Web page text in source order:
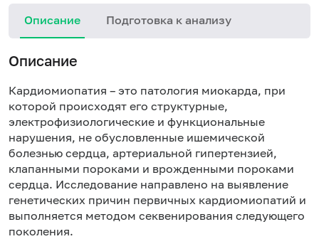
Описание Подготовка к анализу
Описание
Кардиомиопатия – это патология миокарда, при
которой происходят его структурные,
электрофизиологические и функциональные
нарушения, не обусловленные ишемической
болезнью сердца, артериальной гипертензией,
клапанными пороками и врожденными пороками
сердца. Исследование направлено на выявление
генетических причин первичных кардиомиопатий и
выполняется методом секвенирования следующего
поколения.